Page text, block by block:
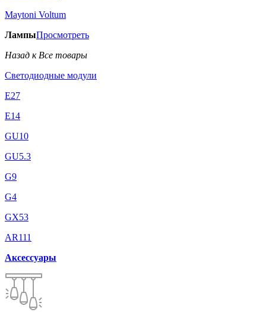
Maytoni Voltum
ЛампыПросмотреть
Назад к Все товары
Светодиодные модули
E27
E14
GU10
GU5.3
G9
G4
GX53
AR111
Аксессуары